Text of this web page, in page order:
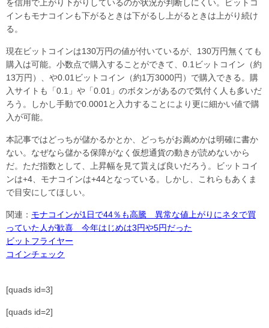
を信用で上がり下がりしているのか状況が判断しにくい。ビットコ
インもモナコインも下がるときは下がるし上がるときは上がり続け
る。
現在ビットコインは130万円の値が付いているが、130万円無くても
購入は可能。小数点で購入することができて、0.1ビットコイン（約
13万円）、や0.01ビットコイン（約1万3000円）で購入できる。購
入サイトも「0.1」や「0.01」のボタンがあるので気付く人も多いだ
ろう。しかし手動で0.0001と入力することにより更に細かい値で購
入が可能。
本記事ではどっちが儲かるかとか、どっちがお薦めかは明確に書か
ない。なぜなら儲かる保障がなく仮想通貨の動きが読めないから
だ。ただ指数として、上昇幅を見て貰えば良いだろう。ビットコイ
ンは+4、モナコインは+44となっている。しかし、これらもあくま
で目安にしてほしい。
関連： モナコインが1日で44％も高騰 異常な値上がりにネタで買
っていた人が歓喜 今年はじめは3円や5円だった
ビットフライヤー
コインチェック
[quads id=3]
[quads id=2]